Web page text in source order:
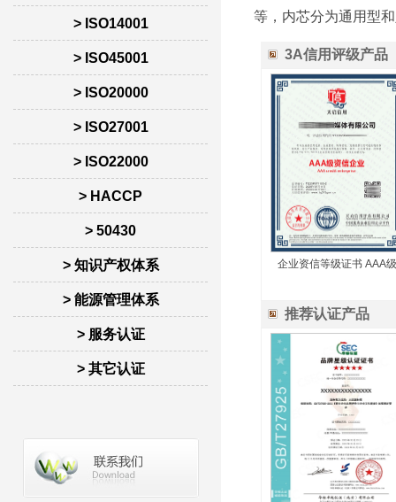
> ISO14001
> ISO45001
> ISO20000
> ISO27001
> ISO22000
> HACCP
> 50430
> 知识产权体系
> 能源管理体系
> 服务认证
> 其它认证
等，内芯分为通用型
3A信用评级产品
企业资信等级证书 AAA级
推荐认证产品